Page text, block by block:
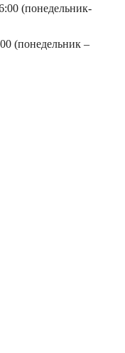
(понедельник-
(понедельник –